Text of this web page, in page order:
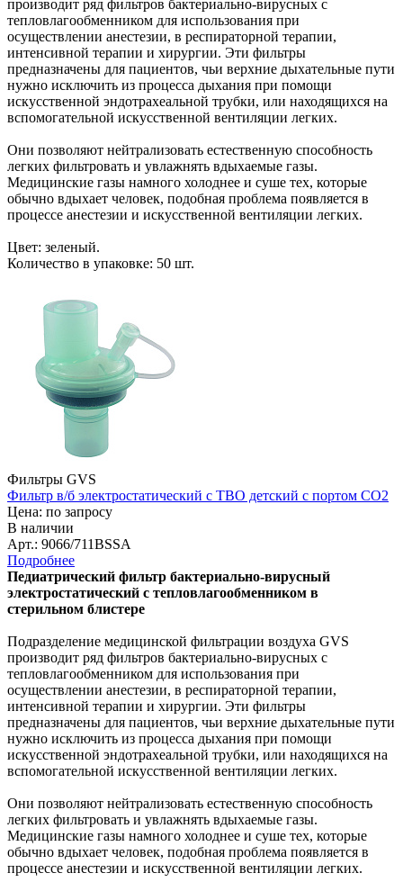
производит ряд фильтров бактериально-вирусных с
тепловлагообменником для использования при
осуществлении анестезии, в респираторной терапии,
интенсивной терапии и хирургии. Эти фильтры
предназначены для пациентов, чьи верхние дыхательные пути
нужно исключить из процесса дыхания при помощи
искусственной эндотрахеальной трубки, или находящихся на
вспомогательной искусственной вентиляции легких.
Они позволяют нейтрализовать естественную способность
легких фильтровать и увлажнять вдыхаемые газы.
Медицинские газы намного холоднее и суше тех, которые
обычно вдыхает человек, подобная проблема появляется в
процессе анестезии и искусственной вентиляции легких.
Цвет: зеленый.
Количество в упаковке: 50 шт.
Фильтры GVS
Фильтр в/б электростатический с ТВО детский с портом СО2
Цена: по запросу
В наличии
Арт.: 9066/711BSSA
Подробнее
Педиатрический фильтр бактериально-вирусный
электростатический с тепловлагообменником в
стерильном блистере
Подразделение медицинской фильтрации воздуха GVS
производит ряд фильтров бактериально-вирусных с
тепловлагообменником для использования при
осуществлении анестезии, в респираторной терапии,
интенсивной терапии и хирургии. Эти фильтры
предназначены для пациентов, чьи верхние дыхательные пути
нужно исключить из процесса дыхания при помощи
искусственной эндотрахеальной трубки, или находящихся на
вспомогательной искусственной вентиляции легких.
Они позволяют нейтрализовать естественную способность
легких фильтровать и увлажнять вдыхаемые газы.
Медицинские газы намного холоднее и суше тех, которые
обычно вдыхает человек, подобная проблема появляется в
процессе анестезии и искусственной вентиляции легких.